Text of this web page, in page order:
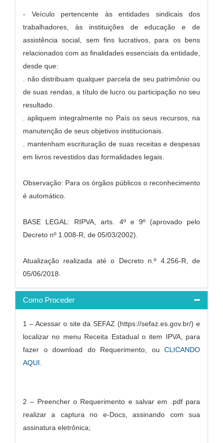
- Veículo pertencente às entidades sindicais dos
trabalhadores, às instituições de educação e de
assistência social, sem fins lucrativos, para os bens
relacionados com as finalidades essenciais da entidade,
desde que:
. não distribuam qualquer parcela de seu patrimônio ou
de suas rendas, a título de lucro ou participação no seu
resultado.
. apliquem integralmente no País os seus recursos, na
manutenção de seus objetivos institucionais.
. mantenham escrituração de suas receitas e despesas
em livros revestidos das formalidades legais.
Observação: Para os órgãos públicos o reconhecimento
é automático.
BASE LEGAL: RIPVA, arts. 4º e 9º (aprovado pelo
Decreto nº 1.008-R, de 05/03/2002).
Atualização realizada até o Decreto n.º 4.256-R, de
05/06/2018.
Como Proceder
1 – Acessar o site da SEFAZ (https://sefaz.es.gov.br/) e
localizar no menu Receita Estadual o item IPVA, para
fazer o download do Requerimento, ou CLICANDO
AQUI
2 – Preencher o Requerimento e salvar em .pdf para
realizar a captura no e-Docs, assinando com sua
assinatura eletrônica;